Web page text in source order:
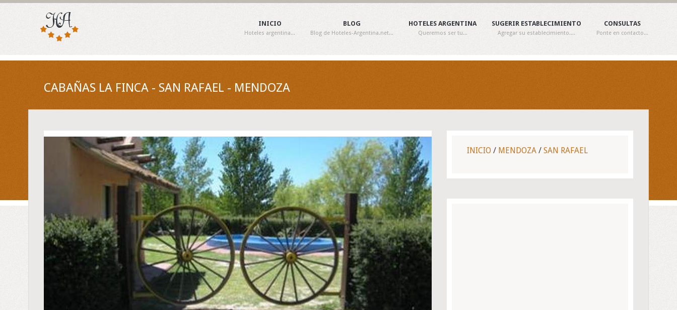
INICIO
Hoteles argentina...
BLOG
Blog de Hoteles-Argentina.net...
HOTELES ARGENTINA
Queremos ser tu...
SUGERIR ESTABLECIMIENTO
Agregar su establecimiento....
CONSULTAS
Ponte en contacto...
CABAÑAS LA FINCA - SAN RAFAEL - MENDOZA
INICIO / MENDOZA / SAN RAFAEL